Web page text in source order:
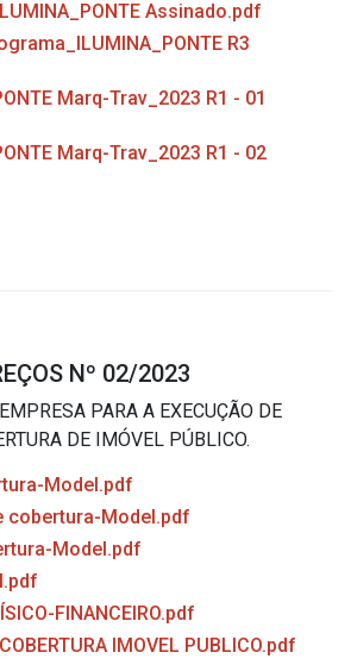
Assinado.pdf
R3
Marq-Trav_2023 R1 - 01
Marq-Trav_2023 R1 - 02
Nº 02/2023
PARA A EXECUÇÃO DE
DE IMÓVEL PÚBLICO.
Model.pdf
cobertura-Model.pdf
Model.pdf
FINANCEIRO.pdf
IMOVEL PUBLICO.pdf